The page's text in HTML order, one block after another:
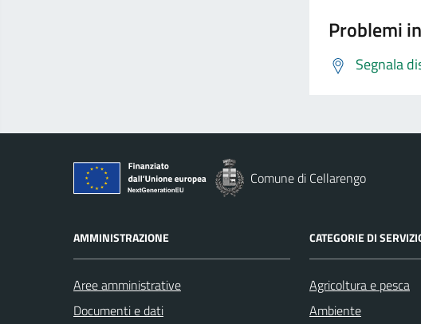
Problemi
Segnala
Comune di Cellarengo
AMMINISTRAZIONE
Aree amministrative
Documenti e dati
CATEGORIE DI
Agricoltura e pesca
Ambiente